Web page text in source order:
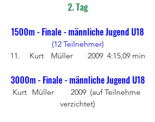
2. Tag
1500m - Finale - männliche Jugend U18
(12 Teilnehmer)
11.	Kurt	 Müller 	2009 	4:15,09 min
3000m - Finale - männliche Jugend U18
Kurt 	Müller 	2009 	(auf Teilnehme
verzichtet)